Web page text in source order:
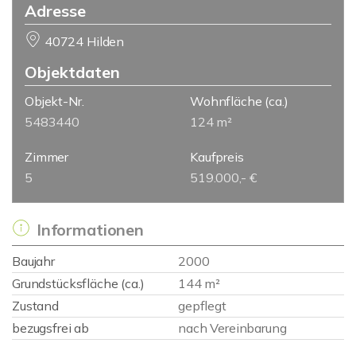
Adresse
40724 Hilden
Objektdaten
Objekt-Nr.
5483440
Wohnfläche (ca.)
124 m²
Zimmer
5
Kaufpreis
519.000,- €
Informationen
Baujahr
2000
Grundstücksfläche (ca.)
144 m²
Zustand
gepflegt
bezugsfrei ab
nach Vereinbarung